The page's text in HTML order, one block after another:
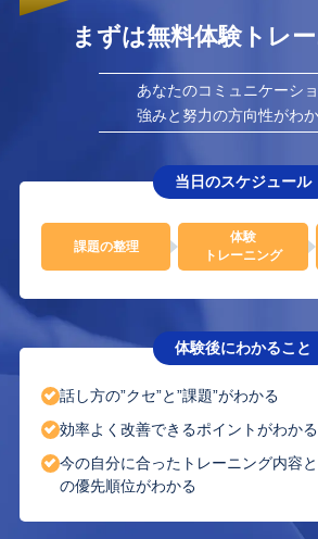
まずは無料体験トレ
あなたのコミュニケーシ
強みと努力の方向性がわ
当日のスケジュール
課題の整理
体験
トレーニング
体験後にわかること
話し方の”クセ”と”課題”がわかる
効率よく改善できるポイントがわかる
今の自分に合ったトレーニング内容
の優先順位がわかる​